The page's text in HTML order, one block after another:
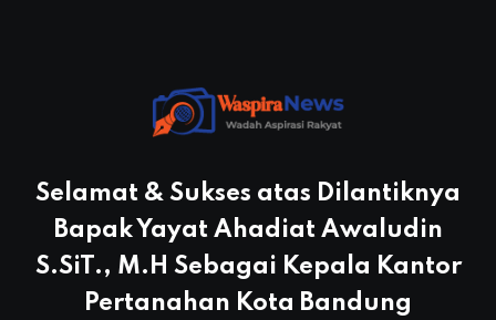
Selamat & Sukses atas Dilantiknya
Bapak Yayat Ahadiat Awaludin
S.SiT., M.H Sebagai Kepala Kantor
Pertanahan Kota Bandung